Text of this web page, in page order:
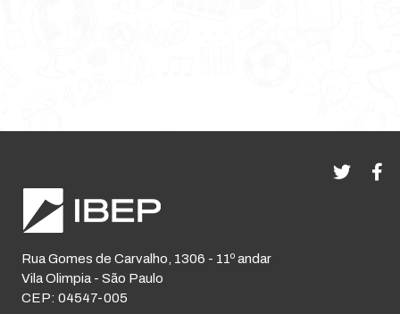
Rua Gomes de Carvalho, 1306 - 11º andar
Vila Olimpia - São Paulo
CEP: 04547-005